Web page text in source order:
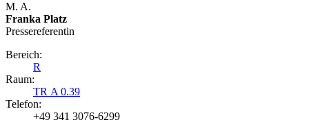
M. A.
Franka Platz
Presse­referentin
Bereich:
R
Raum:
TR A 0.39
Telefon:
+49 341 3076-6299